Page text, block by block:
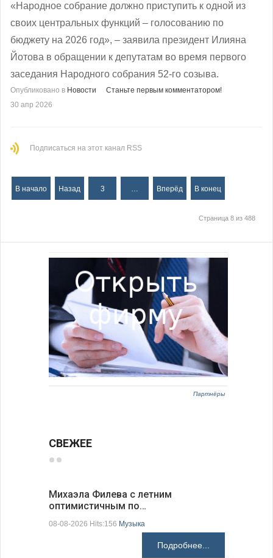
«Народное собрание должно приступить к одной из
своих центральных функций – голосованию по
бюджету на 2026 год», – заявила президент Илияна
Йотова в обращении к депутатам во время первого
заседания Народного собрания 52-го созыва.
Опубликовано в Новости
Станьте первым комментатором!
30 апр 2026
Подписаться на этот канал RSS
В начало Назад 3 … Вперёд В конец
Страница 8 из 488
Партнёры
СВЕЖЕЕ
Михаэла Филева с летним
оптимистичным по…
08-08-2026 Hits:156 Музыка
Подробнее...